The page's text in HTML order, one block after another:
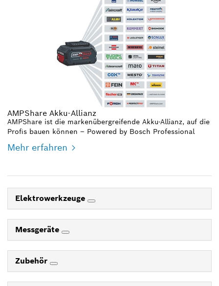
AMPShare Akku-Allianz
AMPShare ist die markenübergreifende Akku-Allianz, auf die
Profis bauen können – Powered by Bosch Professional
Mehr erfahren
Elektrowerkzeuge
Messgeräte
Zubehör